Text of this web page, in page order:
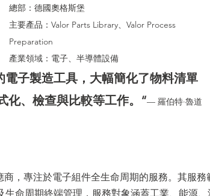
總部：德國奧格斯堡
主要產品：Valor Parts Library、Valor Process
Preparation
產業領域：電子、半導體設備
子製造工具，大幅簡化了物料清單
化、檢查與比較等工作。“— 羅伯特·魯道
，專注於電子組件全生命周期的服務。其服務
命周期終端管理，服務對象涵蓋工業、能源、